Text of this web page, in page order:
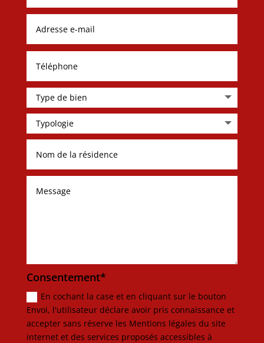
Consentement*
En cochant la case et en cliquant sur le bouton
Envoi, l'utilisateur déclare avoir pris connaissance et
accepter sans réserve les Mentions légales du site
internet et des services proposés accessibles à